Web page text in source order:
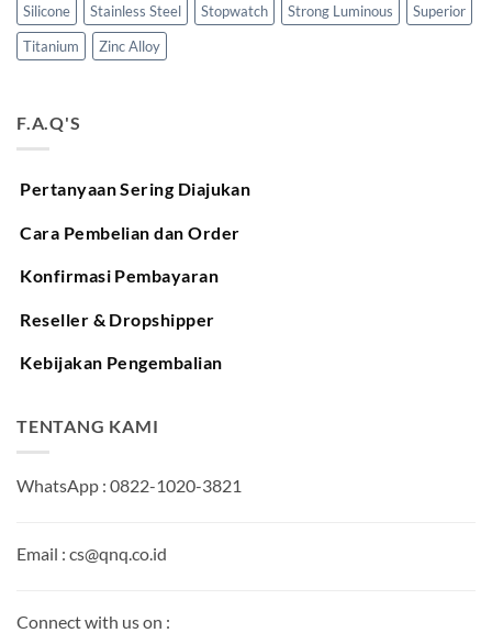
Silicone
Stainless Steel Stopwatch Strong Luminous
Superior
Titanium
Zinc Alloy
F.A.Q'S
Pertanyaan Sering Diajukan
Cara Pembelian dan Order
Konfirmasi Pembayaran
Reseller & Dropshipper
Kebijakan Pengembalian
TENTANG KAMI
WhatsApp : 0822-1020-3821
Email : cs@qnq.co.id
Connect with us on :